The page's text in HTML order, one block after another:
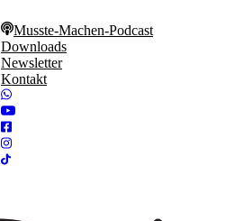
Musste-Machen-Podcast
Downloads
Newsletter
Kontakt